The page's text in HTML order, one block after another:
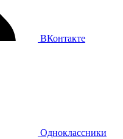
ВКонтакте
Одноклассники